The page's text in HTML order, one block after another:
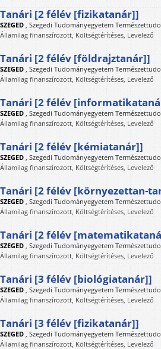
Tanári [2 félév [fizikatanár]]
SZEGED Szegedi Tudományegyetem
Államilag finanszírozott, Költségtérítéses, Levelező
Tanári [2 félév [földrajztanár]]
SZEGED Szegedi Tudományegyetem
Államilag finanszírozott, Költségtérítéses, Levelező
Tanári [2 félév
SZEGED Szegedi Tudományegyetem
Államilag finanszírozott, Költségtérítéses, Levelező
Tanári [2 félév [kémiatanár]]
SZEGED Szegedi Tudományegyetem
Államilag finanszírozott, Költségtérítéses, Levelező
Tanári [2 félév [környezettan-
SZEGED Szegedi Tudományegyetem
Államilag finanszírozott, Költségtérítéses, Levelező
Tanári [2 félév
SZEGED Szegedi Tudományegyetem
Államilag finanszírozott, Költségtérítéses, Levelező
Tanári [3 félév [biológiatanár]]
SZEGED Szegedi Tudományegyetem
Államilag finanszírozott, Költségtérítéses, Levelező
Tanári [3 félév [fizikatanár]]
SZEGED Szegedi Tudományegyetem
Államilag finanszírozott, Költségtérítéses, Levelező